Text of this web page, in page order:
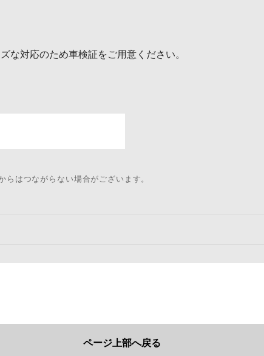
な対応のため車検証をご用意ください。
はつながらない場合がございます。
ページ上部へ戻る